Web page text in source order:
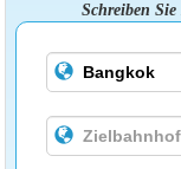
Schreiben